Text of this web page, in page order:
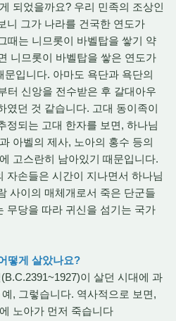
되었을까요? 우리 민족의 조상인
니 그가 나라를 건국한 연도가
때는 니므롯이 바벨탑을 쌓기 약
니므롯이 바벨탑을 쌓은 연도가
문입니다. 아마도 욕단과 욕단의
터 신앙을 전수받은 후 갈대아우
였던 것 같습니다. 고대 동이족이
정되는 고대 한자를 보면, 하나님
아벨의 제사, 노아의 홍수 등의
고스란히 남아있기 때문입니다.
자손들은 시간이 지나면서 하나님
사이의 매체개로서 죽은 단군들
무당을 따라 귀신을 섬기는 국가
떻게 살았나요?
이 살던 시대에 과
, 그렇습니다. 역사적으로 보면,
노아가 먼저 죽습니다